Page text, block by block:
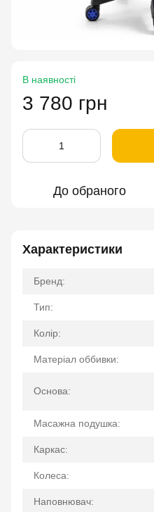
В наявності
3 780 грн
До обраного
Характеристики
Бренд:
Тип:
Колір:
Матеріал оббивки:
Основа:
Масажна подушка:
Каркас:
Колеса:
Наповнювач: